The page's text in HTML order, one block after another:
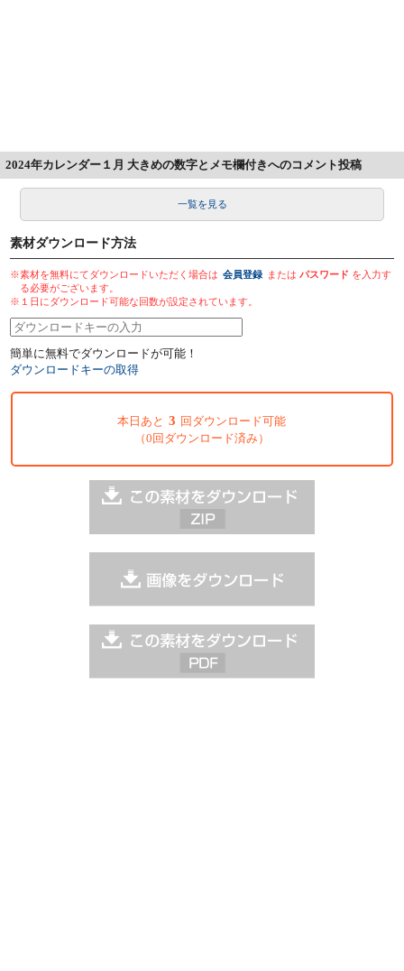
2024年カレンダー１月 大きめの数字とメモ欄付きへのコメント投稿
一覧を見る
素材ダウンロード方法
※素材を無料にてダウンロードいただく場合は 会員登録 またはパスワード を入力す
る必要がございます。
※１日にダウンロード可能な回数が設定されています。
簡単に無料でダウンロードが可能！
ダウンロードキーの取得
本日あと 3 回ダウンロード可能
（0回ダウンロード済み）